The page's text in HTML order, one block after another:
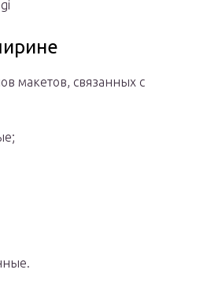
макетов, связанных с